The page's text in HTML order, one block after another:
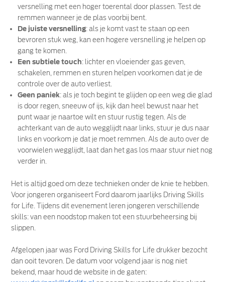
versnelling met een hoger toerental door plassen. Test de
remmen wanneer je de plas voorbij bent.
De juiste versnelling: als je komt vast te staan op een
bevroren stuk weg, kan een hogere versnelling je helpen op
gang te komen.
Een subtiele touch: lichter en vloeiender gas geven,
schakelen, remmen en sturen helpen voorkomen dat je de
controle over de auto verliest.
Geen paniek: als je toch begint te glijden op een weg die glad
is door regen, sneeuw of ijs, kijk dan heel bewust naar het
punt waar je naartoe wilt en stuur rustig tegen. Als de
achterkant van de auto wegglijdt naar links, stuur je dus naar
links en voorkom je dat je moet remmen. Als de auto over de
voorwielen wegglijdt, laat dan het gas los maar stuur niet nog
verder in.
Het is altijd goed om deze technieken onder de knie te hebben.
Voor jongeren organiseert Ford daarom jaarlijks Driving Skills
for Life. Tijdens dit evenement leren jongeren verschillende
skills: van een noodstop maken tot een stuurbeheersing bij
slippen.
Afgelopen jaar was Ford Driving Skills for Life drukker bezocht
dan ooit tevoren. De datum voor volgend jaar is nog niet
bekend, maar houd de website in de gaten: